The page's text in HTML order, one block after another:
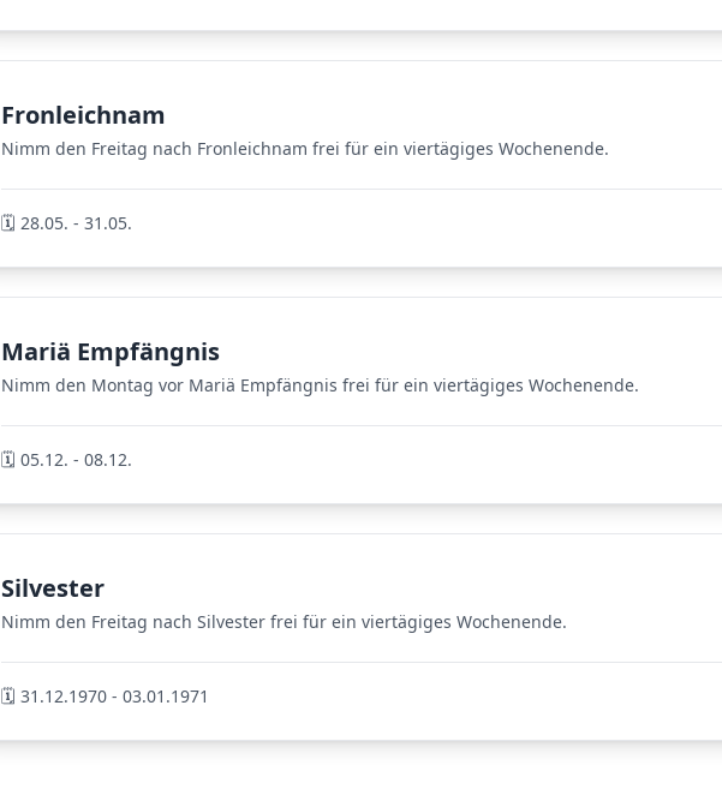
Fronleichnam
Nimm den Freitag nach Fronleichnam frei für ein viertägiges Wochenende.
🗓️ 28.05. - 31.05.
Mariä Empfängnis
Nimm den Montag vor Mariä Empfängnis frei für ein viertägiges Wochenende.
🗓️ 05.12. - 08.12.
Silvester
Nimm den Freitag nach Silvester frei für ein viertägiges Wochenende.
🗓️ 31.12.1970 - 03.01.1971